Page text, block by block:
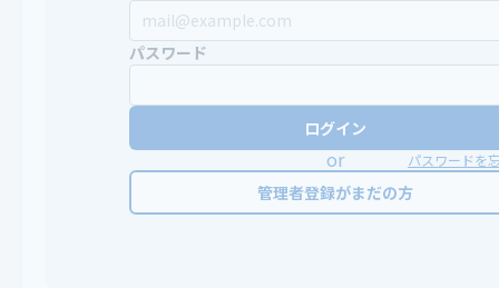
パスワード
ログイン
or パスワードを
管理者登録がまだの方